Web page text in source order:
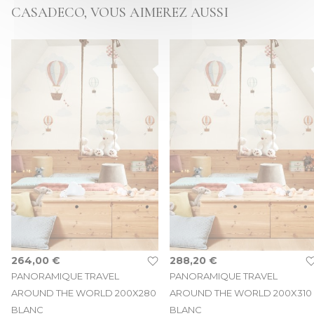
CASADECO, VOUS AIMEREZ AUSSI
PANORAMIQUE TRAVEL
AROUND THE WORLD 200X280
BLANC
264,00 €
PANORAMIQUE TRAVEL
AROUND THE WORLD 200X310
BLANC
288,20 €